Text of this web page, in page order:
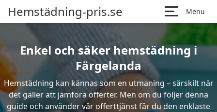
Hemstädning-pris.se Menu
Enkel och säker hemstädning i
Färgelanda
Hemstädning kan kännas som en utmaning – särskilt när
det gäller att jämföra offerter. Men om du följer denna
guide och använder vår offerttjänst får du den enklaste